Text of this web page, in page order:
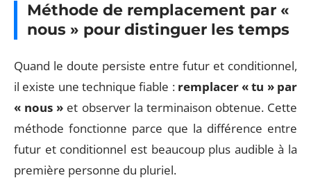
Méthode de remplacement par «
nous » pour distinguer les temps
Quand le doute persiste entre futur et conditionnel,
il existe une technique fiable : remplacer « tu » par
« nous » et observer la terminaison obtenue. Cette
méthode fonctionne parce que la différence entre
futur et conditionnel est beaucoup plus audible à la
première personne du pluriel.